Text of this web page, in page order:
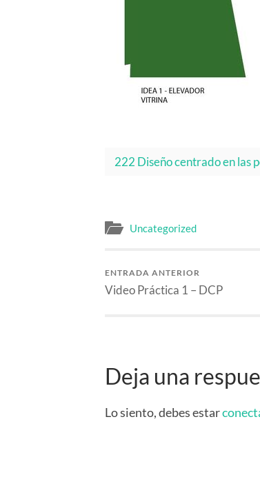
222 Diseño centrado en las
Uncategorized
ENTRADA ANTERIOR
Video Práctica 1 – DCP
Deja una
Lo siento, debes estar